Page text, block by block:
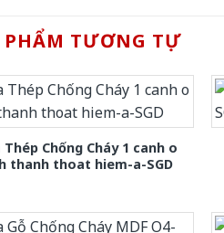
PHẨM TƯƠNG TỰ
Thép Chống Cháy 1 canh o
thanh thoat hiem-a-SGD